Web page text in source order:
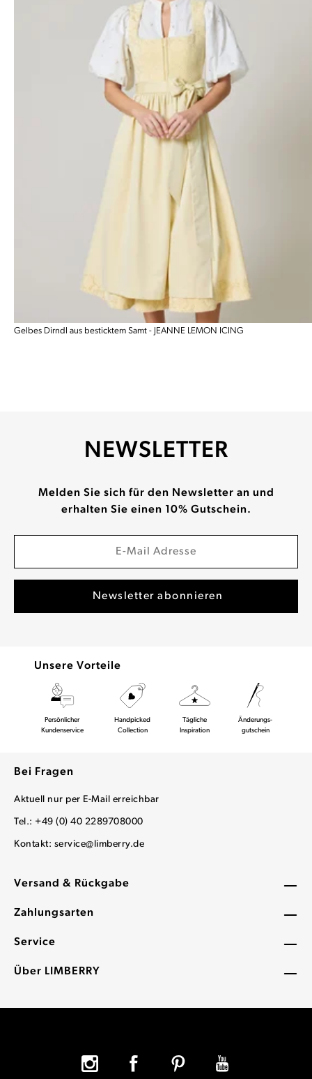
Gelbes Dirndl aus besticktem Samt - JEANNE LEMON ICING
Versand & Rückgabe
Zahlungsarten
Service
Über LIMBERRY
NEWSLETTER
Melden Sie sich für den Newsletter an und
erhalten Sie einen 10% Gutschein.
Unsere Vorteile
Persönlicher
Kundenservice
Handpicked
Collection
Tägliche
Inspiration
Änderungs-
gutschein
Bei Fragen
Aktuell nur per E-Mail erreichbar
Tel.: +49 (0) 40 2289708000
Kontakt: service@limberry.de